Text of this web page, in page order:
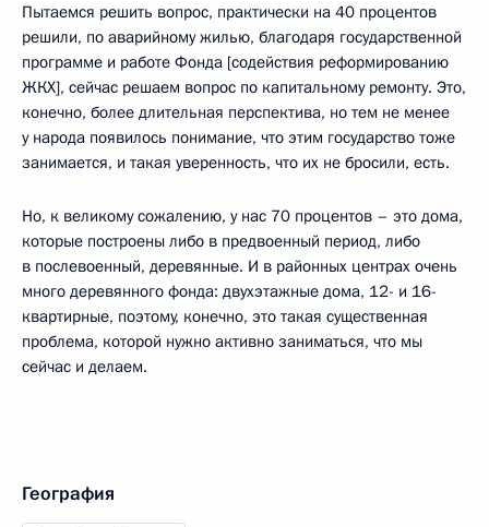
Пытаемся решить вопрос, практически на 40 процентов
решили, по аварийному жилью, благодаря государственной
программе и работе Фонда [содействия реформированию
ЖКХ], сейчас решаем вопрос по капитальному ремонту. Это,
конечно, более длительная перспектива, но тем не менее
у народа появилось понимание, что этим государство тоже
занимается, и такая уверенность, что их не бросили, есть.
Но, к великому сожалению, у нас 70 процентов – это дома,
которые построены либо в предвоенный период, либо
в послевоенный, деревянные. И в районных центрах очень
много деревянного фонда: двухэтажные дома, 12- и 16-
квартирные, поэтому, конечно, это такая существенная
проблема, которой нужно активно заниматься, что мы
сейчас и делаем.
География